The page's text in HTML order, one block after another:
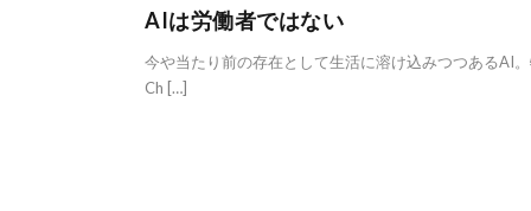
AIは労働者ではない
今や当たり前の存在として生活に溶け込みつつあるAI
Ch […]